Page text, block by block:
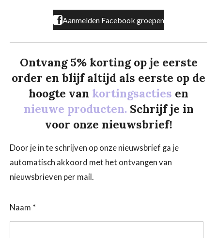
Aanmelden Facebook groepen
Ontvang 5% korting op je eerste
order en blijf altijd als eerste op de
hoogte van kortingsacties en
nieuwe producten. Schrijf je in
voor onze nieuwsbrief!
Door je in te schrijven op onze nieuwsbrief ga je
automatisch akkoord met het ontvangen van
nieuwsbrieven per mail.
Naam *